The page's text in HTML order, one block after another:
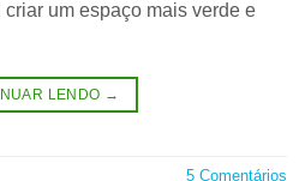
um espaço mais verde e
LENDO →
5 Comentários